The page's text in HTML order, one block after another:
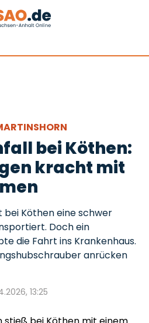
bei Köthen:
kracht mit
bei Köthen eine schwer
Doch ein
die Fahrt ins Krankenhaus.
anrücken
13:25